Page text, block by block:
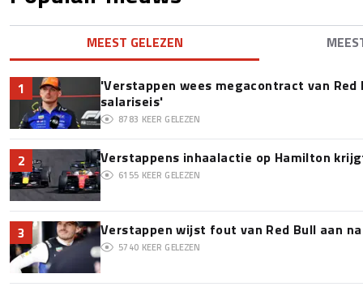
MEEST GELEZEN
1
'Verstappen wees megacontract van
salariseis'
8783 KEER GELEZEN
2 Verstappens inhaalactie op Hamilton
6155 KEER GELEZEN
3 Verstappen wijst fout van Red Bull aan
5740 KEER GELEZEN